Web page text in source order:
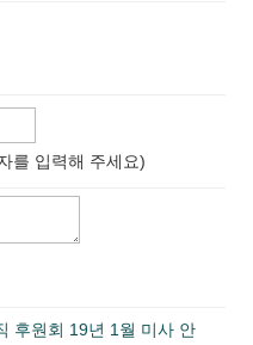
를 입력해 주세요)
후원회 19년 1월 미사 안